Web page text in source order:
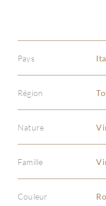
Pays
Région
Nature
Famille
Couleur